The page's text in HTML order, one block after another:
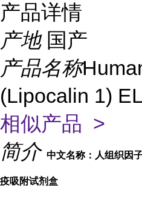
产品详情
产地 国产
产品名称
(Lipocalin 1)
相似产品 >
简介 中文名称：人组织因
疫吸附试剂盒